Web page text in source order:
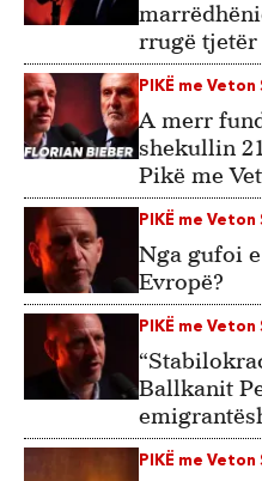
rrugë tjetër
PIKË me Veton
A merr
shekullin
Pikë me
PIKË me Veton
Nga gufoi
Evropë?
PIKË me Veton
Ballkanit
PIKË me Veton